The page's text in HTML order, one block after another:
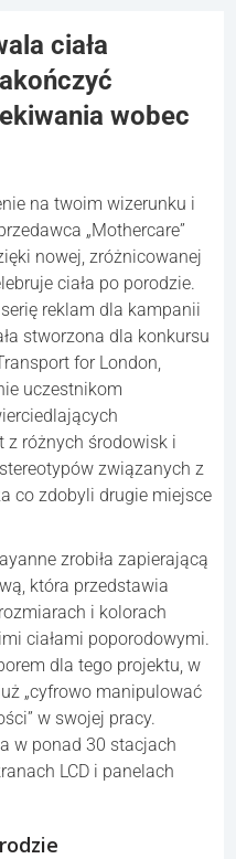
ciała
wobec
na twoim wizerunku i
„Mothercare”
nowej, zróżnicowanej
ciała po porodzie.
reklam dla kampanii
stworzona dla konkursu
for London,
uczestnikom
z różnych środowisk i
związanych z
co zdobyli drugie miejsce
zrobiła zapierającą
która przedstawia
i kolorach
ciałami poporodowymi.
dla tego projektu, w
„cyfrowo manipulować
w swojej pracy.
w ponad 30 stacjach
LCD i panelach